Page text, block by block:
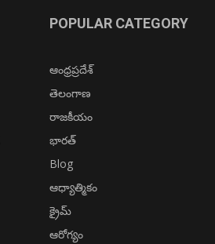
POPULAR CATEGORY
ఆంధ్రప్రదేశ్
తెలంగాణ
రాజకీయం
భారత్
Blog
ఆధ్యాత్మికం
క్రైమ్
ఆరోగ్యం